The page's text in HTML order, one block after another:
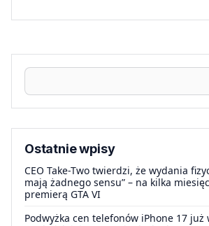
Ostatnie wpisy
CEO Take-Two twierdzi, że wydania
mają żadnego sensu” – na kilka
premierą GTA VI
Podwyżka cen telefonów iPhone 17 już